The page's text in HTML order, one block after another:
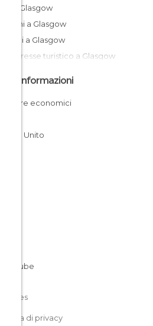
Pub a Glasgow
Giardini a Glasgow
Castelli a Glasgow
Di interesse turistico a Glasgow
Altre Informazioni
Dormire economici
Regno Unito
Cookies
Politica di privacy